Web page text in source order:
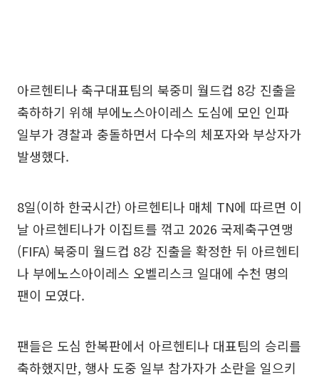
아르헨티나 축구대표팀의 북중미 월드컵 8강 진출을
축하하기 위해 부에노스아이레스 도심에 모인 인파
일부가 경찰과 충돌하면서 다수의 체포자와 부상자가
발생했다.
8일(이하 한국시간) 아르헨티나 매체 TN에 따르면 이
날 아르헨티나가 이집트를 꺾고 2026 국제축구연맹
(FIFA) 북중미 월드컵 8강 진출을 확정한 뒤 아르헨티
나 부에노스아이레스 오벨리스크 일대에 수천 명의
팬이 모였다.
팬들은 도심 한복판에서 아르헨티나 대표팀의 승리를
축하했지만, 행사 도중 일부 참가자가 소란을 일으키